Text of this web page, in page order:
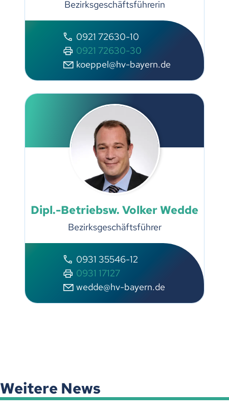
Bezirksgeschäftsführerin
0921 72630-10
0921 72630-30
koeppel@hv-bayern.de
Dipl.-Betriebsw. Volker Wedde
Bezirksgeschäftsführer
0931 35546-12
0931 17127
wedde@hv-bayern.de
Weitere News